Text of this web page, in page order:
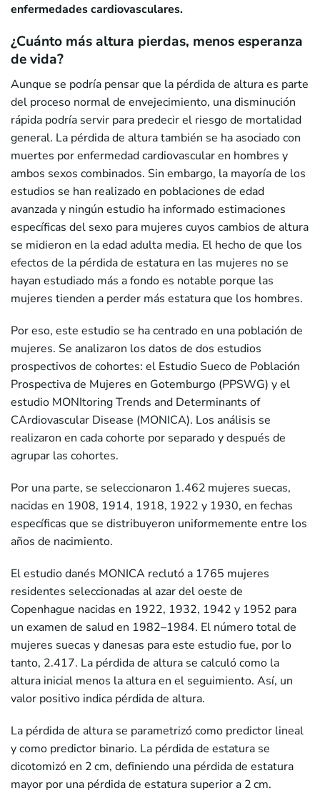
enfermedades cardiovasculares.
¿Cuánto más altura pierdas, menos esperanza
de vida?
Aunque se podría pensar que la pérdida de altura es parte
del proceso normal de envejecimiento, una disminución
rápida podría servir para predecir el riesgo de mortalidad
general. La pérdida de altura también se ha asociado con
muertes por enfermedad cardiovascular en hombres y
ambos sexos combinados. Sin embargo, la mayoría de los
estudios se han realizado en poblaciones de edad
avanzada y ningún estudio ha informado estimaciones
específicas del sexo para mujeres cuyos cambios de altura
se midieron en la edad adulta media. El hecho de que los
efectos de la pérdida de estatura en las mujeres no se
hayan estudiado más a fondo es notable porque las
mujeres tienden a perder más estatura que los hombres.
Por eso, este estudio se ha centrado en una población de
mujeres. Se analizaron los datos de dos estudios
prospectivos de cohortes: el Estudio Sueco de Población
Prospectiva de Mujeres en Gotemburgo (PPSWG) y el
estudio MONItoring Trends and Determinants of
CArdiovascular Disease (MONICA). Los análisis se
realizaron en cada cohorte por separado y después de
agrupar las cohortes.
Por una parte, se seleccionaron 1.462 mujeres suecas,
nacidas en 1908, 1914, 1918, 1922 y 1930, en fechas
específicas que se distribuyeron uniformemente entre los
años de nacimiento.
El estudio danés MONICA reclutó a 1765 mujeres
residentes seleccionadas al azar del oeste de
Copenhague nacidas en 1922, 1932, 1942 y 1952 para
un examen de salud en 1982–1984. El número total de
mujeres suecas y danesas para este estudio fue, por lo
tanto, 2.417. La pérdida de altura se calculó como la
altura inicial menos la altura en el seguimiento. Así, un
valor positivo indica pérdida de altura.
La pérdida de altura se parametrizó como predictor lineal
y como predictor binario. La pérdida de estatura se
dicotomizó en 2 cm, definiendo una pérdida de estatura
mayor por una pérdida de estatura superior a 2 cm.